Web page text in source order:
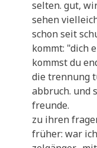
sel­ten. gut,
sehen
schon seit
kommt: "dich
kommst du
die tren­nung
abbruch. und
freunde.
zu ihren
frü­her: war